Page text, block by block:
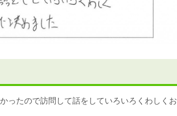
ったので訪問して話をしていろいろくわしくお